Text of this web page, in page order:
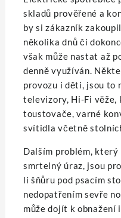
skladů prověřené a
by si zákazník
několika dnů či
však může nastat až
denně využíván.
provozu i děti, jsou to
televizory, Hi-Fi věže,
toustovače, varné
svítidla včetně
Dalším problém,
smrtelný úraz, jsou
li šňůru pod psacím
nedopatřením sevře
může dojít k obnažení